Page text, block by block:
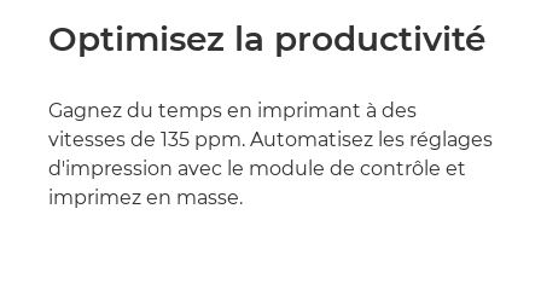
Optimisez la productivité
Gagnez du temps en imprimant à des
vitesses de 135 ppm. Automatisez les réglages
d'impression avec le module de contrôle et
imprimez en masse.